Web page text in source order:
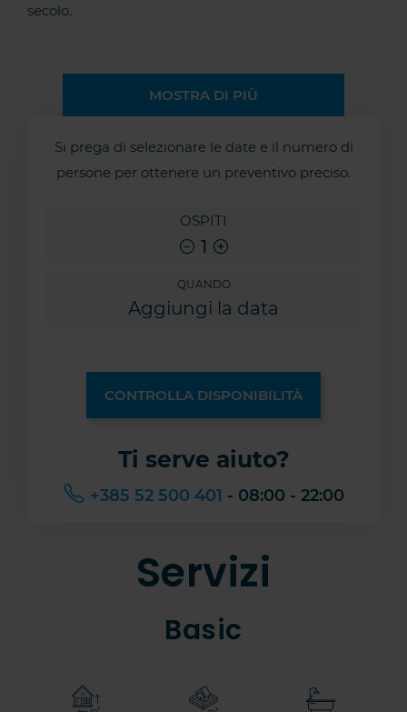
secolo.
MOSTRA DI PIÙ
Si prega di selezionare le date e il numero di
persone per ottenere un preventivo preciso.
OSPITI
1
QUANDO
CONTROLLA DISPONIBILITÀ
Ti serve aiuto?
+385 52 500 401 - 08:00 - 22:00
Servizi
Basic